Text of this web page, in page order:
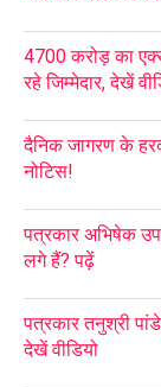
4700 करोड़ का
रहे जिम्मेदार, देखें
दैनिक जागरण के
नोटिस!
पत्रकार अभिषेक
लगे हैं? पढ़ें
पत्रकार तनुश्री
देखें वीडियो